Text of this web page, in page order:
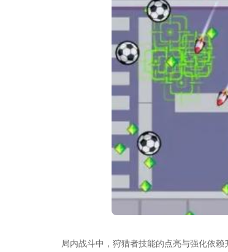
局内战斗中，狩猎者技能的点亮与强化依